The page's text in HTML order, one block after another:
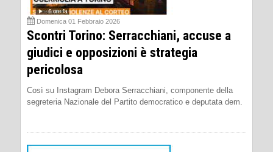
Domenica 01 Febbraio 2026
Scontri Torino: Serracchiani, accuse a
giudici e opposizioni è strategia
pericolosa
Così su Instagram Debora Serracchiani, componente della
segreteria Nazionale del Partito democratico e deputata dem.